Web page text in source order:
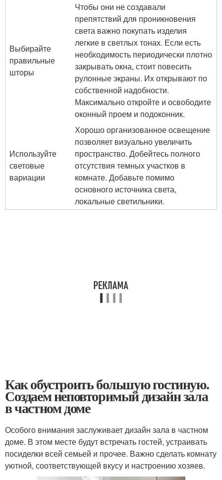
Выбирайте
правильные
шторы
Чтобы они не создавали
препятствий для проникновения
света важно покупать изделия
легкие в светлых тонах. Если есть
необходимость периодически плотно
закрывать окна, стоит повесить
рулонные экраны. Их открывают по
собственной надобности.
Максимально откройте и освободите
оконный проем и подоконник.
Используйте
световые
вариации
Хорошо организованное освещение
позволяет визуально увеличить
пространство. Добейтесь полного
отсутствия темных участков в
комнате. Добавьте помимо
основного источника света,
локальные светильники.
Как обустроить большую гостиную.
Создаем неповторимый дизайн зала
в частном доме
Особого внимания заслуживает дизайн зала в частном
доме. В этом месте будут встречать гостей, устраивать
посиделки всей семьей и прочее. Важно сделать комнату
уютной, соответствующей вкусу и настроению хозяев.